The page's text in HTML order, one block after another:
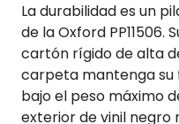
La durabilidad es un
de la Oxford
cartón rígido de alta
carpeta mantenga su
bajo el peso máximo
exterior de vinil negro